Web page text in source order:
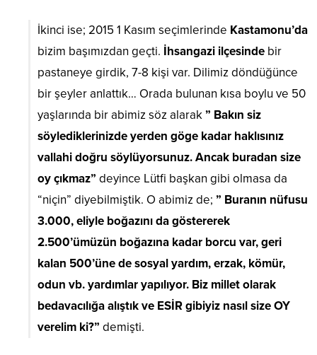
İkinci ise; 2015 1 Kasım seçimlerinde Kastamonu’da
bizim başımızdan geçti. İhsangazi ilçesinde bir
pastaneye girdik, 7-8 kişi var. Dilimiz döndüğünce
bir şeyler anlattık… Orada bulunan kısa boylu ve 50
yaşlarında bir abimiz söz alarak” Bakın siz
söylediklerinizde yerden göge kadar haklısınız
vallahi doğru söylüyorsunuz. Ancak buradan size
oy çıkmaz” deyince Lütfi başkan gibi olmasa da
“niçin” diyebilmiştik. O abimiz de; ” Buranın nüfusu
3.000, eliyle boğazını da göstererek
2.500’ümüzün boğazına kadar borcu var, geri
kalan 500’üne de sosyal yardım, erzak, kömür,
odun vb. yardımlar yapılıyor. Biz millet olarak
bedavacılığa alıştık ve ESİR gibiyiz nasıl size OY
verelim ki?” demişti.